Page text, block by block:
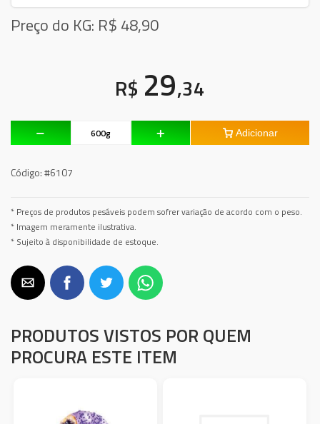
Preço do KG: R$ 48,90
R$ 29,34
Adicionar
Código:#6107
* Preços de produtos pesáveis podem sofrer variação de acordo com o peso.
* Imagem meramente ilustrativa.
* Sujeito à disponibilidade de estoque.
PRODUTOS VISTOS POR QUEM
PROCURA ESTE ITEM